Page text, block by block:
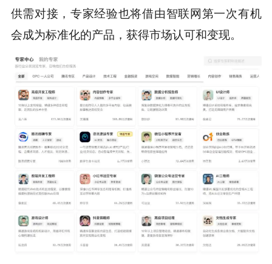
供需对接，专家经验也将借由智联网第一次有机
会成为标准化的产品，获得市场认可和变现。